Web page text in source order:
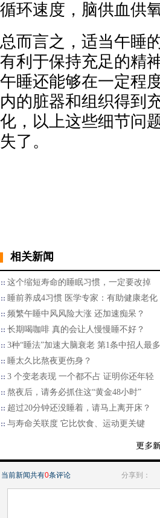
循环速度，脑供血供
总而言之，适当午睡
有利于保持充足的精
午睡还能够在一定程
内的脏器和组织得到
化，以上这些细节问
失了。
相关新闻
这个缩短寿命的睡眠习惯，一定要改掉
睡前养成4习惯 医学专家：有助健康老化
频繁午睡中风风险大涨 还加速痴呆？
长期喝咖啡 真的会让人慢慢睡不好？
3种“睡法”加速大脑衰老 第1条中招人最多
睡太久比熬夜更伤身？
3 个变老表现 一个都不占 证明你还年轻
熬夜后，请务必抓住这“黄金48小时”
超过20分钟还没睡着，请马上离开床？
与寿命关联度 它比饮食、运动更关键
当前新闻共有0条评论 分享到：